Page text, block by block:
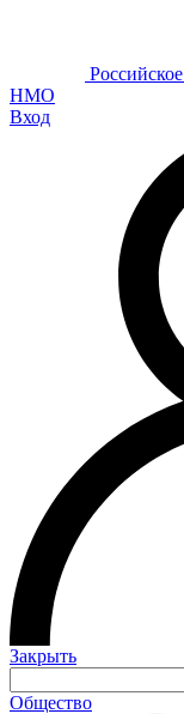
Российское
НМО
Вход
Закрыть
Общество